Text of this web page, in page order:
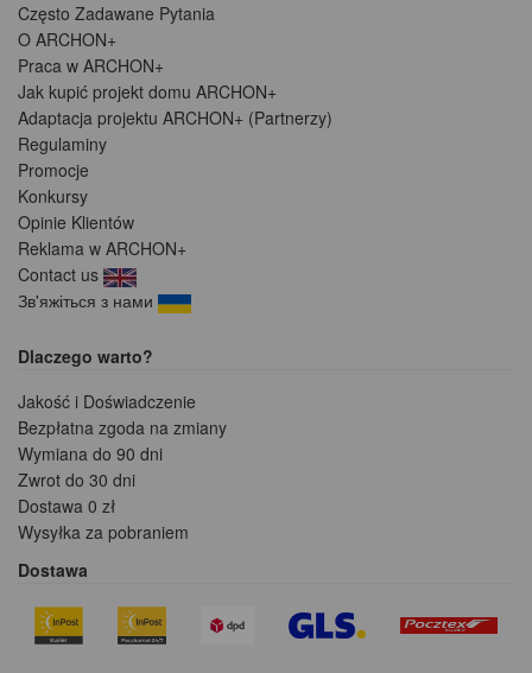
Często Zadawane Pytania
O ARCHON+
Praca w ARCHON+
Jak kupić projekt domu ARCHON+
Adaptacja projektu ARCHON+ (Partnerzy)
Regulaminy
Promocje
Konkursy
Opinie Klientów
Reklama w ARCHON+
Contact us
Зв'яжіться з нами
Dlaczego warto?
Jakość i Doświadczenie
Bezpłatna zgoda na zmiany
Wymiana do 90 dni
Zwrot do 30 dni
Dostawa 0 zł
Wysyłka za pobraniem
Dostawa